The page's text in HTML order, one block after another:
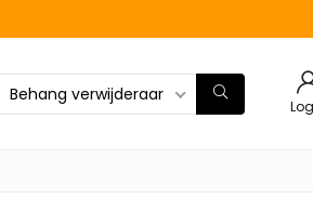
Behang verwijderaar